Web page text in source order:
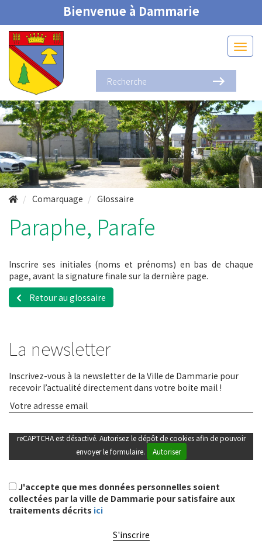
Bienvenue à Dammarie
Comarquage Glossaire
Paraphe, Parafe
Inscrire ses initiales (noms et prénoms) en bas de chaque
page, avant la signature finale sur la dernière page.
Retour au glossaire
La newsletter
Inscrivez-vous à la newsletter de la Ville de Dammarie pour
recevoir l’actualité directement dans votre boite mail !
reCAPTCHA est désactivé. Autorisez le dépôt de cookies afin de pouvoir
envoyer le formulaire.
Autoriser
J'accepte que mes données personnelles soient
collectées par la ville de Dammarie pour satisfaire aux
traitements décrits ici
S'inscrire